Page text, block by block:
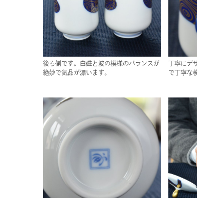
後ろ側です。白磁と波の模様のバランスが
絶妙で気品が漂います。
丁寧にデ
で丁寧な